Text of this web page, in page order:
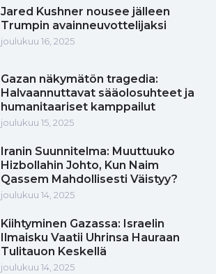
Jared Kushner nousee jälleen
Trumpin avainneuvottelijaksi
joulukuu 16, 2025
Gazan näkymätön tragedia:
Halvaannuttavat sääolosuhteet ja
humanitaariset kamppailut
joulukuu 15, 2025
Iranin Suunnitelma: Muuttuuko
Hizbollahin Johto, Kun Naim
Qassem Mahdollisesti Väistyy?
joulukuu 14, 2025
Kiihtyminen Gazassa: Israelin
Ilmaisku Vaatii Uhrinsa Hauraan
Tulitauon Keskellä
joulukuu 14, 2025